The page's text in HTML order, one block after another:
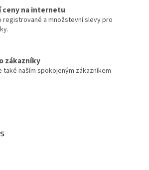
ý
p
i
ceny na internetu
registrované a množstevní slevy pro
zákazníky
také naším spokojeným zákazníkem